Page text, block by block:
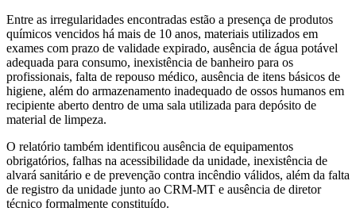
Entre as irregularidades encontradas estão a presença de produtos
químicos vencidos há mais de 10 anos, materiais utilizados em
exames com prazo de validade expirado, ausência de água potável
adequada para consumo, inexistência de banheiro para os
profissionais, falta de repouso médico, ausência de itens básicos de
higiene, além do armazenamento inadequado de ossos humanos em
recipiente aberto dentro de uma sala utilizada para depósito de
material de limpeza.
O relatório também identificou ausência de equipamentos
obrigatórios, falhas na acessibilidade da unidade, inexistência de
alvará sanitário e de prevenção contra incêndio válidos, além da falta
de registro da unidade junto ao CRM-MT e ausência de diretor
técnico formalmente constituído.